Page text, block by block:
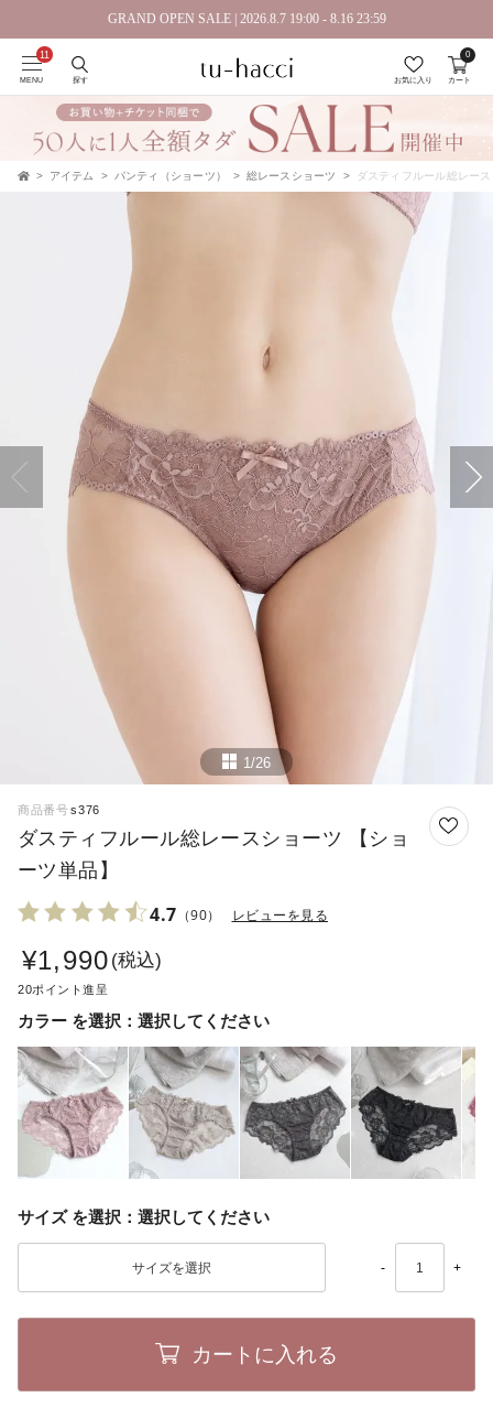
GRAND OPEN SALE | 2026.8.7 19:00 - 8.16 23:59
会員登録で今すぐ使えるポイントプレゼント！
MENU 探す お気に入り カート
0
アイテム パンティ（ショーツ） 総レースショーツ ダスティフルール総レー
1/26
商品番号 s376
ダスティフルール総レースショーツ 【ショ
ーツ単品】
4.7 （90） レビューを見る
¥1,990 税込
20
カラー 選択してください
サイズ 選択してください
- +
カートに入れる